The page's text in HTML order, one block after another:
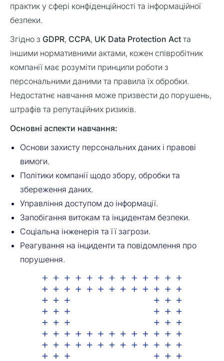
практик у сфері конфіденційності та інформаційної
безпеки.
Згідно з GDPR, CCPA, UK Data Protection Act та
іншими нормативними актами, кожен співробітник
компанії має розуміти принципи роботи з
персональними даними та правила їх обробки.
Недостатнє навчання може призвести до порушень,
штрафів та репутаційних ризиків.
Основні аспекти навчання:
Основи захисту персональних даних і правові
вимоги.
Політики компанії щодо збору, обробки та
збереження даних.
Управління доступом до інформації.
Запобігання витокам та інцидентам безпеки.
Соціальна інженерія та її загрози.
Реагування на інциденти та повідомлення про
порушення.